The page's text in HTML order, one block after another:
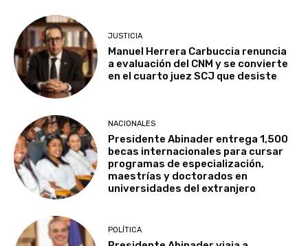
JUSTICIA
Manuel Herrera Carbuccia renuncia
a evaluación del CNM y se convierte
en el cuarto juez SCJ que desiste
NACIONALES
Presidente Abinader entrega 1,500
becas internacionales para cursar
programas de especialización,
maestrías y doctorados en
universidades del extranjero
POLÍTICA